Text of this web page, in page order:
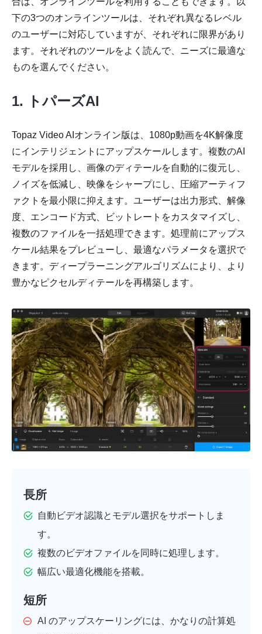
ステップ
3。
ステップ
4。
ステップ
5。
下の3つのオンラインツールは、それぞれ異なるレベル
のユーザーに対応していますが、それぞれに限界があり
ます。それぞれのツールをよく読んで、ニーズに最適な
ものを選んでください。
1. トパーズAI
Topaz Video AIオンライン版は、1080p動画を4K解像度
にインテリジェントにアップスケールします。複数のAI
モデルを採用し、画像のディテールを自動的に復元し、
ノイズを低減し、映像をシャープにし、圧縮アーティフ
ァクトを最小限に抑えます。ユーザーは出力形式、解像
度、エンコード方式、ビットレートをカスタマイズし、
複数のファイルを一括処理できます。処理前にアップス
ケール結果をプレビューし、最適なパラメータを選択で
きます。ディープラーニングアルゴリズムにより、より
豊かなピクセルディテールを再構築します。
長所
自動ビデオ認識とモデル選択をサポートしま
す。
複数のビデオファイルを同時に処理します。
幅広い最適化機能を搭載。
短所
AI のアップスケーリングには、かなりの計算処